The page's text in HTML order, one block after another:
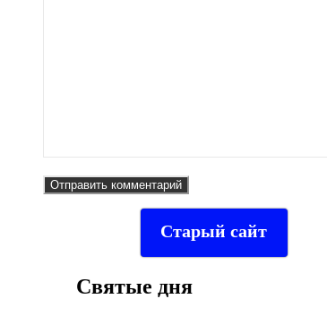
Старый сайт
Святые дня